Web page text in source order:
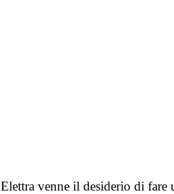
venne il desiderio di